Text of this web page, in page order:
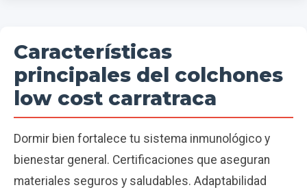
Características
principales del colchones
low cost carratraca
Dormir bien fortalece tu sistema inmunológico y
bienestar general. Certificaciones que aseguran
materiales seguros y saludables. Adaptabilidad